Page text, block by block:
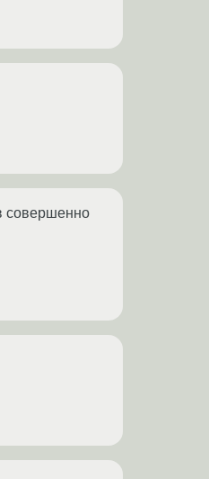
совершенно